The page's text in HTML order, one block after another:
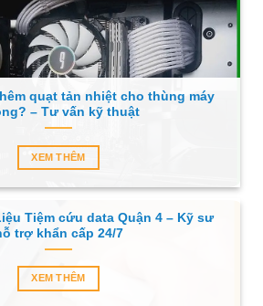
quạt tản nhiệt cho thùng máy
– Tư vấn kỹ thuật
XEM THÊM
Tiệm cứu data Quận 4 – Kỹ sư
trợ khẩn cấp 24/7
XEM THÊM